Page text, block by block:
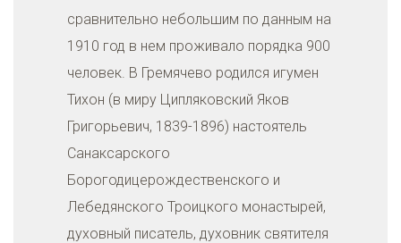
сравнительно небольшим по данным на
1910 год в нем проживало порядка 900
человек. В Гремячево родился игумен
Тихон (в миру Ципляковский Яков
Григорьевич, 1839-1896) настоятель
Санаксарского
Борогодицерождественского и
Лебедянского Троицкого монастырей,
духовный писатель, духовник святителя